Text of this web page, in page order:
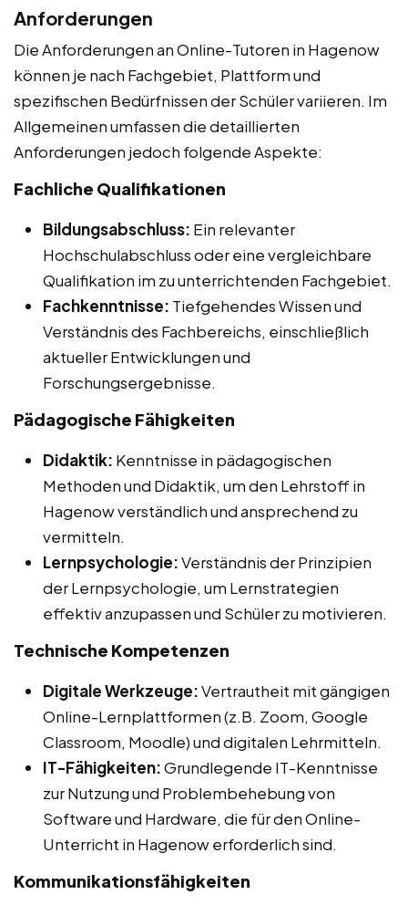
Anforderungen
Die Anforderungen an Online-Tutoren in Hagenow
können je nach Fachgebiet, Plattform und
spezifischen Bedürfnissen der Schüler variieren. Im
Allgemeinen umfassen die detaillierten
Anforderungen jedoch folgende Aspekte:
Fachliche Qualifikationen
Bildungsabschluss: Ein relevanter
Hochschulabschluss oder eine vergleichbare
Qualifikation im zu unterrichtenden Fachgebiet.
Fachkenntnisse: Tiefgehendes Wissen und
Verständnis des Fachbereichs, einschließlich
aktueller Entwicklungen und
Forschungsergebnisse.
Pädagogische Fähigkeiten
Didaktik: Kenntnisse in pädagogischen
Methoden und Didaktik, um den Lehrstoff in
Hagenow verständlich und ansprechend zu
vermitteln.
Lernpsychologie:Verständnis der Prinzipien
der Lernpsychologie, um Lernstrategien
effektiv anzupassen und Schüler zu motivieren.
Technische Kompetenzen
Digitale Werkzeuge:Vertrautheit mit gängigen
Online-Lernplattformen (z.B. Zoom, Google
Classroom, Moodle) und digitalen Lehrmitteln.
IT-Fähigkeiten:Grundlegende IT-Kenntnisse
zur Nutzung und Problembehebung von
Software und Hardware, die für den Online-
Unterricht in Hagenow erforderlich sind.
Kommunikationsfähigkeiten